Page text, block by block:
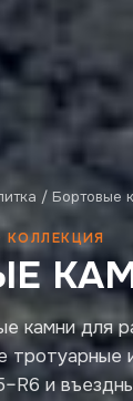
/ Бортовые
КОЛЛЕКЦИЯ
камни для
тротуарные
и